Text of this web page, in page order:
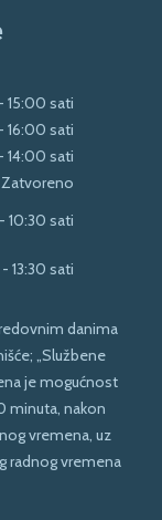
15:00 sati
16:00 sati
14:00 sati
Zatvoreno
10:30 sati
13:30 sati
danima
„Službene
je mogućnost
minuta, nakon
vremena, uz
radnog vremena